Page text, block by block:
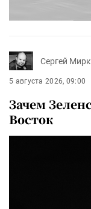
Сергей
5 августа 2026, 09:00
Зачем
Восток